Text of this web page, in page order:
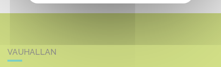
VAUHALLAN